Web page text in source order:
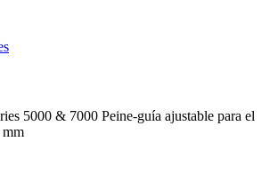
5000 & 7000 Peine-guía ajustable para el
mm